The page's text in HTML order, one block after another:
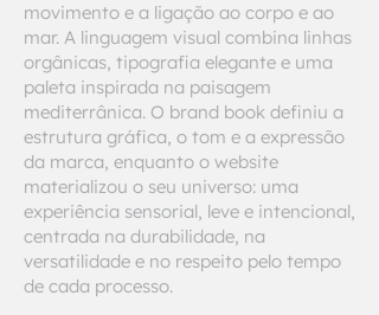
movimento e a ligação ao corpo e ao
mar. A linguagem visual combina linhas
orgânicas, tipografia elegante e uma
paleta inspirada na paisagem
mediterrânica. O brand book definiu a
estrutura gráfica, o tom e a expressão
da marca, enquanto o website
materializou o seu universo: uma
experiência sensorial, leve e intencional,
centrada na durabilidade, na
versatilidade e no respeito pelo tempo
de cada processo.